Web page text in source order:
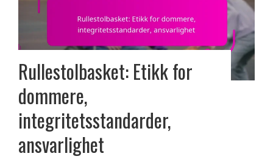
Rullestolbasket: Etikk for
dommere,
integritetsstandarder,
ansvarlighet